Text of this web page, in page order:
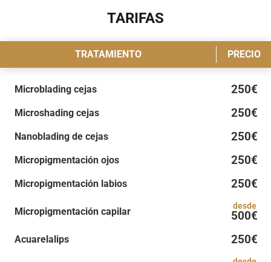
TARIFAS
TRATAMIENTO PRECIO
Microblading cejas 250€
Microshading cejas 250€
Nanoblading de cejas 250€
Micropigmentación ojos 250€
Micropigmentación labios 250€
Micropigmentación capilar desde
500€
Acuarelalips 250€